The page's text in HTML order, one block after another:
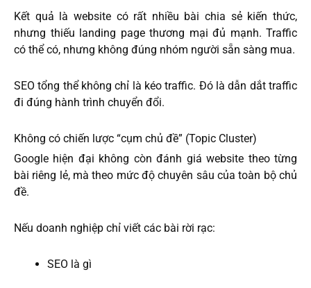
Kết quả là website có rất nhiều bài chia sẻ kiến thức,
nhưng thiếu landing page thương mại đủ mạnh. Traffic
có thể có, nhưng không đúng nhóm người sẵn sàng mua.
SEO tổng thể không chỉ là kéo traffic. Đó là dẫn dắt traffic
đi đúng hành trình chuyển đổi.
Không có chiến lược “cụm chủ đề” (Topic Cluster)
Google hiện đại không còn đánh giá website theo từng
bài riêng lẻ, mà theo mức độ chuyên sâu của toàn bộ chủ
đề.
Nếu doanh nghiệp chỉ viết các bài rời rạc:
SEO là gì